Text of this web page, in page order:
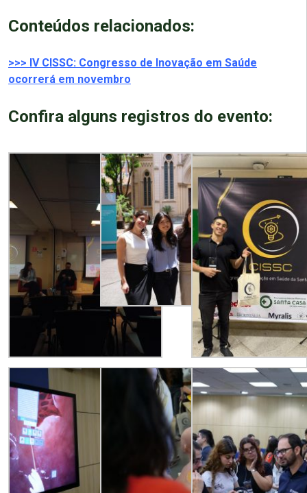
Conteúdos relacionados:
>>> IV CISSC: Congresso de Inovação em Saúde
ocorrerá em novembro
Confira alguns registros do evento: